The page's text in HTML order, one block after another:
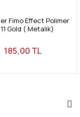
Fimo Effect Polimer
Gold ( Metalik)
185,00 TL